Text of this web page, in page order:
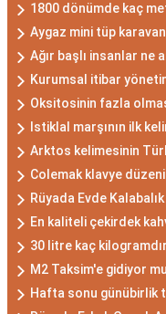
1800 dönümde kaç
Aygaz mini tüp
Ağır başlı insanlar ne
Kurumsal itibar
Oksitosinin fazla
Istiklal marşının ilk
Arktos kelimesinin
Colemak klavye
Rüyada Evde
En kaliteli çekirdek
30 litre kaç
M2 Taksim'e gidiyor
Hafta sonu günübirlik